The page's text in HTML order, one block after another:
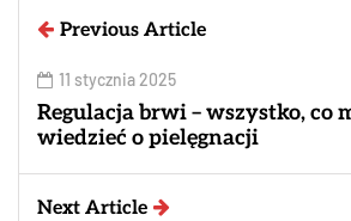
Previous Article
11 stycznia 2025
Regulacja brwi – wszystko, co
wiedzieć o pielęgnacji
Next Article